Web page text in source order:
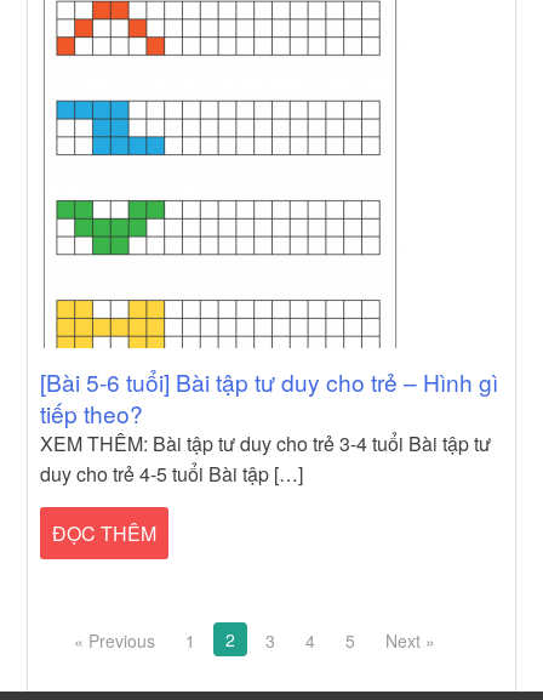
[Bài 5-6 tuổi] Bài tập tư duy cho trẻ – Hình gì
tiếp theo?
XEM THÊM: Bài tập tư duy cho trẻ 3-4 tuổi Bài tập tư
duy cho trẻ 4-5 tuổi Bài tập […]
ĐỌC THÊM
Posts
« Previous 1 2 3 4 5 Next »